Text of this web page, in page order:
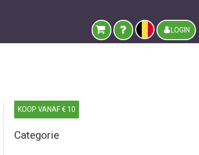
LOGIN
KOOP VANAF € 10
Categorie